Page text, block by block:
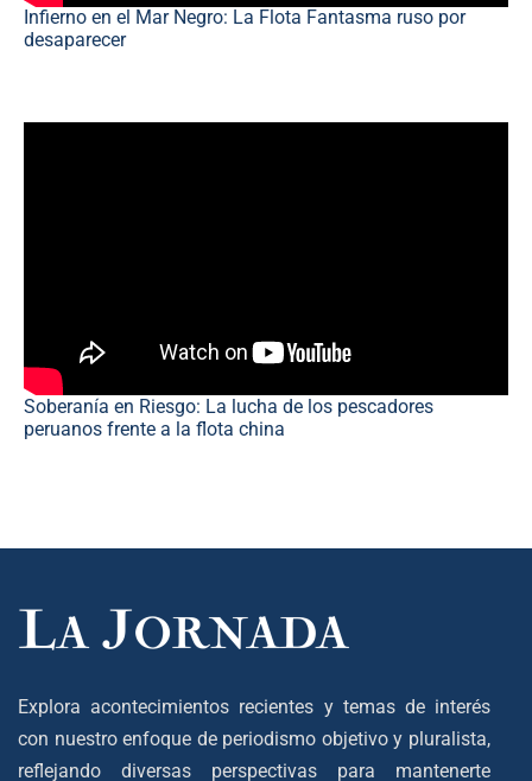
Infierno en el Mar Negro: La Flota Fantasma ruso por
desaparecer
Soberanía en Riesgo: La lucha de los pescadores
peruanos frente a la flota china
Explora acontecimientos recientes y temas de interés
con nuestro enfoque de periodismo objetivo y pluralista,
reflejando diversas perspectivas para mantenerte